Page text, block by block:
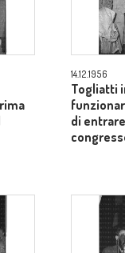
14.12.1956
Togliatti
di